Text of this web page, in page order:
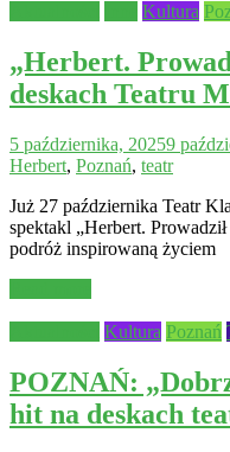
Kultura
„Herbert.
deskach Teatru
5 października, 20259
Herbert, Poznań, teatr
Już 27 października Teatr
spektakl „Herbert.
podróż inspirowaną życiem
Kultura Poznań
POZNAŃ:
hit na deskach